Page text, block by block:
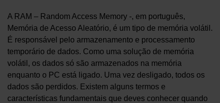
A RAM – Random Access Memory -, em português,
Memória de Acesso Aleatório, é um tipo de memória volátil.
É responsável pelo armazenamento e processamento
temporário de dados. Como uma solução de memória
volátil, os dados só são armazenados na memória
enquanto o PC está ligado. Uma vez desligado, todos os
dados são perdidos. Existem alguns termos e
características fundamentais que deves conhecer quando